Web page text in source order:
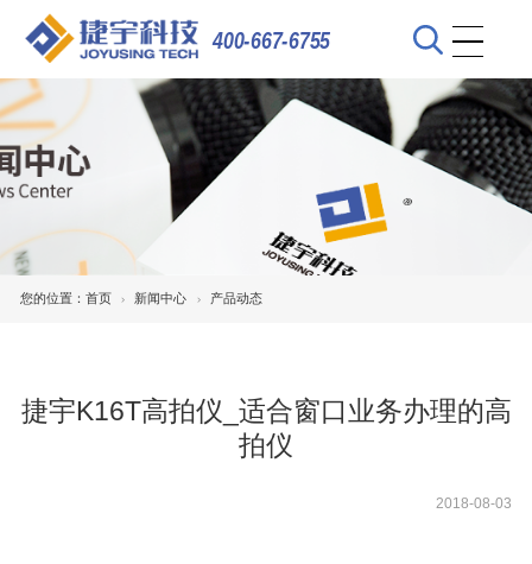
400-667-6755
您的位置： 首页 新闻中心 产品动态
捷宇K16T高拍仪_适合窗口业务办理的高
拍仪
2018-08-03